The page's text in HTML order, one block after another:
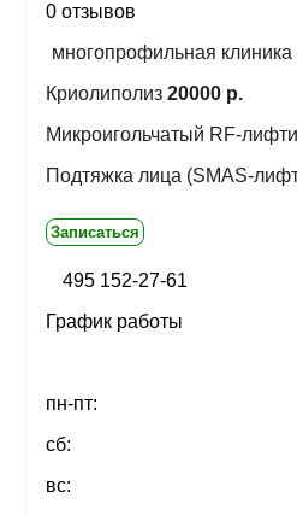
0 отзывов
многопрофильная клиника
Криолиполиз 20000 р.
Микроигольчатый RF-
Подтяжка лица (SMAS-
Записаться
495 152-27-61
График работы
пн-пт:
сб:
вс: